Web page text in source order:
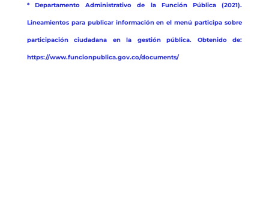
* Departamento Administrativo de la Función Pública (2021).
Lineamientos para publicar información en el menú participa sobre
participación ciudadana en la gestión pública. Obtenido de:
https://www.funcionpublica.gov.co/documents/